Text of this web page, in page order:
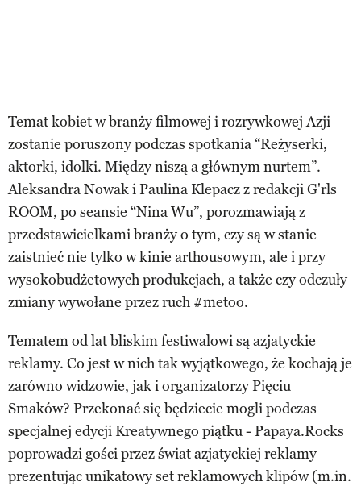
Temat kobiet w branży filmowej i rozrywkowej Azji
zostanie poruszony podczas spotkania “Reżyserki,
aktorki, idolki. Między niszą a głównym nurtem”.
Aleksandra Nowak i Paulina Klepacz z redakcji G'rls
ROOM, po seansie “Nina Wu”, porozmawiają z
przedstawicielkami branży o tym, czy są w stanie
zaistnieć nie tylko w kinie arthousowym, ale i przy
wysokobudżetowych produkcjach, a także czy odczuły
zmiany wywołane przez ruch #metoo.
Tematem od lat bliskim festiwalowi są azjatyckie
reklamy. Co jest w nich tak wyjątkowego, że kochają je
zarówno widzowie, jak i organizatorzy Pięciu
Smaków? Przekonać się będziecie mogli podczas
specjalnej edycji Kreatywnego piątku - Papaya.Rocks
poprowadzi gości przez świat azjatyckiej reklamy
prezentując unikatowy set reklamowych klipów (m.in.